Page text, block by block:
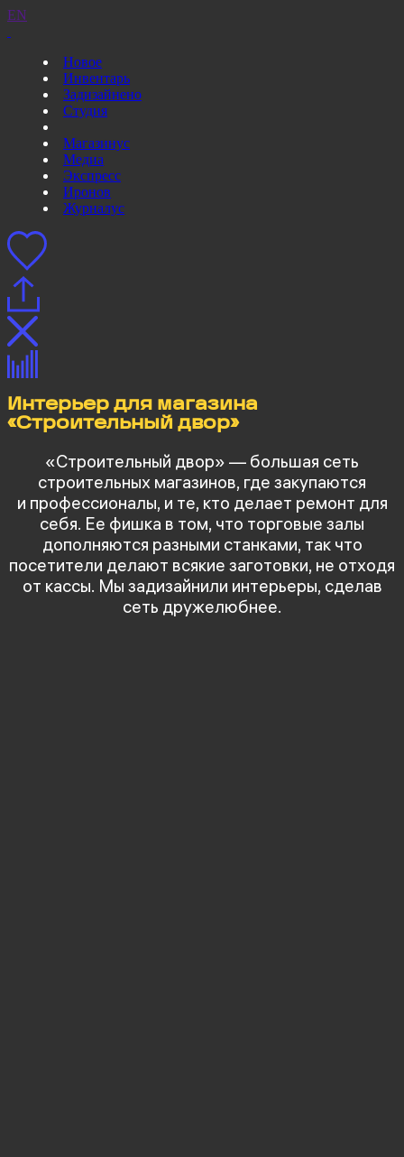
EN
Новое
Инвентарь
Задизайнено
Студия
Магазинус
Медиа
Экспресс
Иронов
Журналус
Интерьер для магазина
«Строительный двор»
«Строительный двор» — большая сеть
строительных магазинов, где закупаются
и профессионалы, и те, кто делает ремонт для
себя. Ее фишка в том, что торговые залы
дополняются разными станками, так что
посетители делают всякие заготовки, не отходя
от кассы. Мы задизайнили интерьеры, сделав
сеть дружелюбнее.